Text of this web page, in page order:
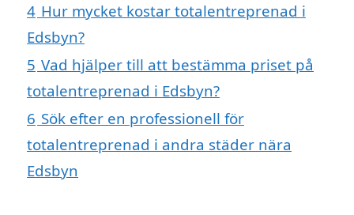
4 Hur mycket kostar totalentreprenad i
Edsbyn?
5 Vad hjälper till att bestämma priset på
totalentreprenad i Edsbyn?
6 Sök efter en professionell för
totalentreprenad i andra städer nära
Edsbyn